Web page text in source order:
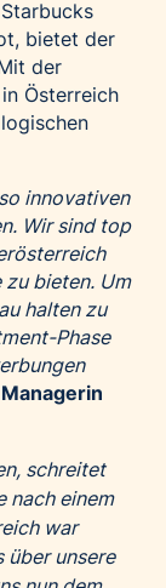
bietet der
der
Österreich
innovativen
Wir sind top
bieten. Um
halten zu
Phase
schreitet
nach einem
war
über unsere